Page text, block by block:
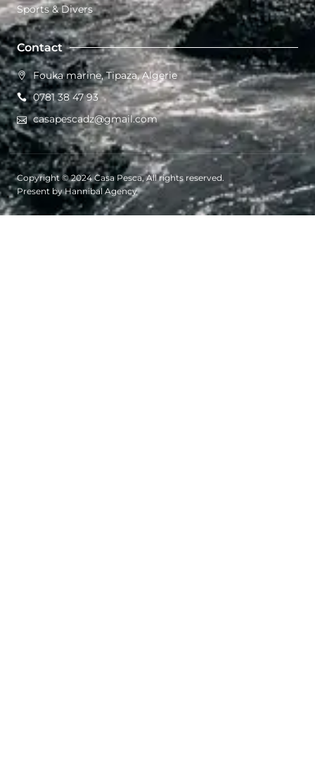
Sports & Divers
Contact
Fouka marine, Tipaza, Algerie
0781 38 47 93
casapescadz@gmail.com
Copyright © 2024 Casa Pesca, All rights reserved.
Present by Hannibal Agency